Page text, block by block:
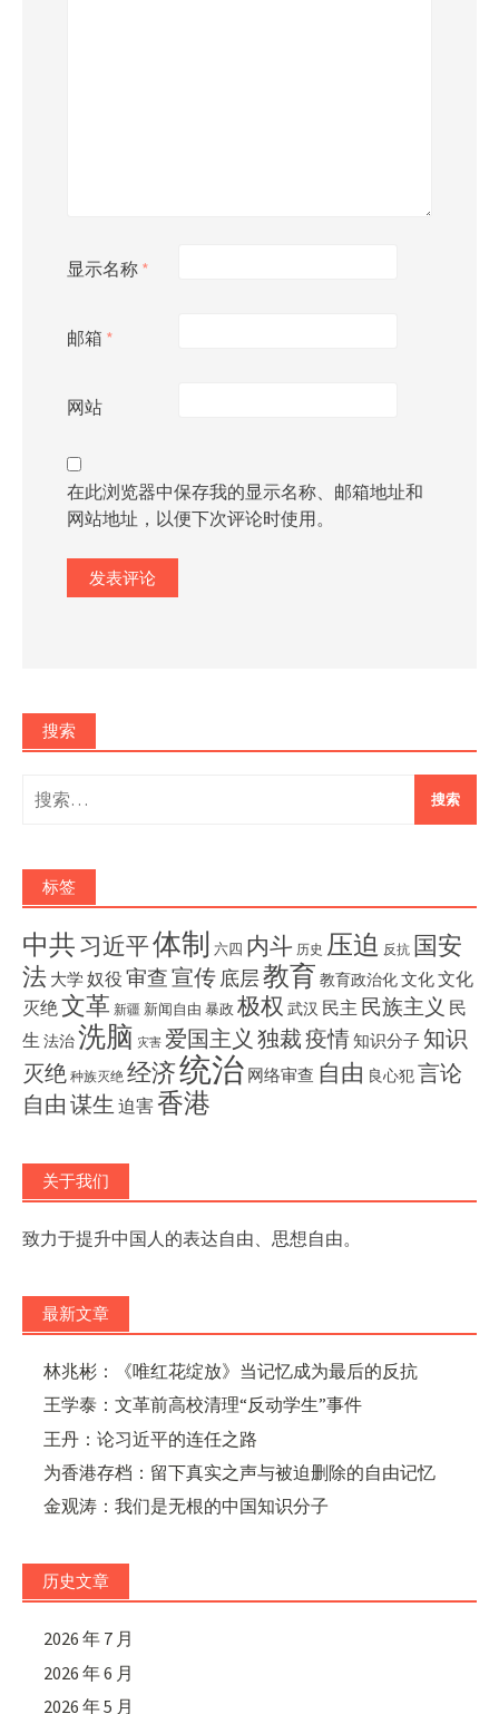
显示名称 *
邮箱 *
网站
在此浏览器中保存我的显示名称、邮箱地址和
网站地址，以便下次评论时使用。
搜索
搜
索：
标签
中共习近平体制 六四 内斗 历史 压迫 反抗 国安
法 大学 奴役 审查宣传底层教育 教育政治化文化文化
灭绝文革 新疆 新闻自由 暴政 极权 武汉 民主 民族主义 民
生 法治洗脑 灾害 爱国主义 独裁疫情知识分子 知识
灭绝 种族灭绝 经济统治 网络审查 自由 良心犯言论
自由 谋生 迫害香港
关于我们
致力于提升中国人的表达自由、思想自由。
最新文章
林兆彬：《唯红花绽放》当记忆成为最后的反抗
王学泰：文革前高校清理“反动学生”事件
王丹：论习近平的连任之路
为香港存档：留下真实之声与被迫删除的自由记忆
金观涛：我们是无根的中国知识分子
历史文章
2026 年 7 月
2026 年 6 月
2026 年 5 月